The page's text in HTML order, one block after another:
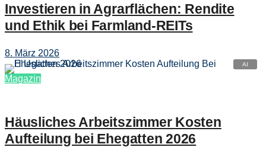
Investieren in Agrarflächen: Rendite
und Ethik bei Farmland-REITs
8. März 2026
Magazin
Häusliches Arbeitszimmer Kosten
Aufteilung bei Ehegatten 2026